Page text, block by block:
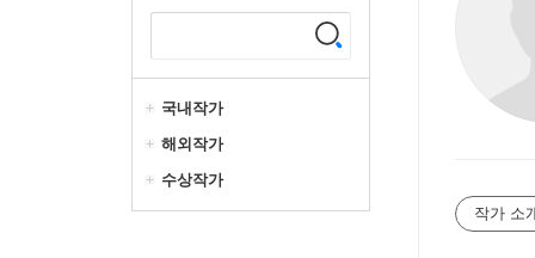
국내작가
해외작가
수상작가
작가 소